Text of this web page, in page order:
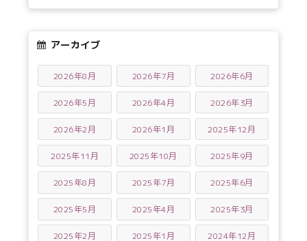
アーカイブ
2026年8月 2026年7月 2026年6月
2026年5月 2026年4月 2026年3月
2026年2月 2026年1月 2025年12月
2025年11月 2025年10月 2025年9月
2025年8月 2025年7月 2025年6月
2025年5月 2025年4月 2025年3月
2025年2月 2025年1月 2024年12月